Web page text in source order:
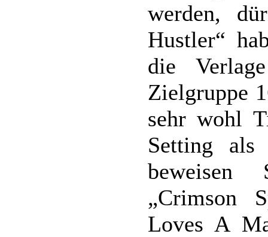
werden,
Hustler“
die
Zielgruppe
sehr wohl
Setting als
beweisen
„Crimson
Loves A